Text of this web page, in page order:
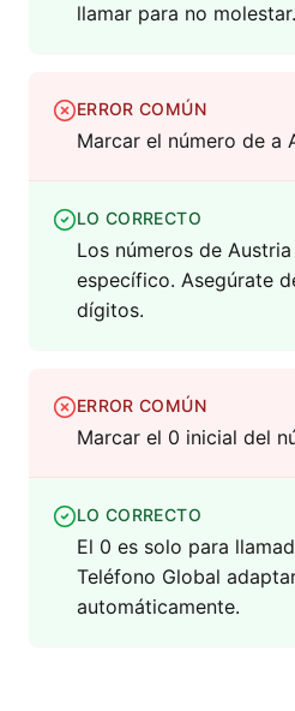
llamar para no molestar.
ERROR COMÚN
Marcar el número de a
LO CORRECTO
Los números de
específico. Asegúrate
dígitos.
ERROR COMÚN
Marcar el 0 inicial del
LO CORRECTO
El 0 es solo para
Teléfono Global
automáticamente.